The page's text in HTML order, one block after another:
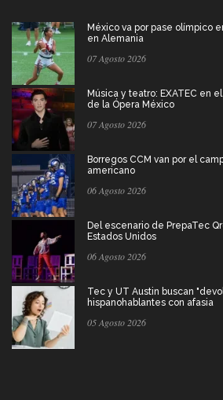
México va por pase olímpico
en Alemania
07 Agosto 2026
Música y teatro: EXATEC en
de la Ópera México
07 Agosto 2026
Borregos CCM van por el
americano
06 Agosto 2026
Del escenario de PrepaTec
Estados Unidos
06 Agosto 2026
Tec y UT Austin buscan
hispanohablantes con afasia
05 Agosto 2026